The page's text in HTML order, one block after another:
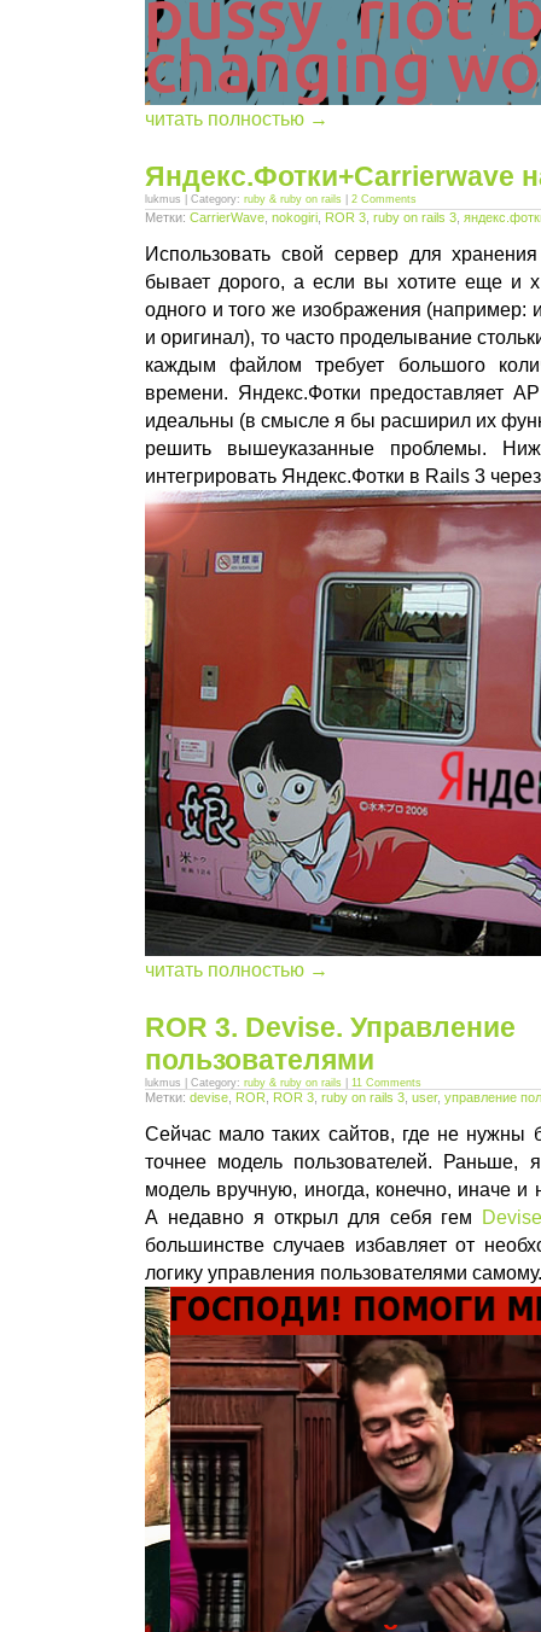
читать полностью →
Яндекс.Фотки+Carrierwave
lukmus | Category: ruby & ruby on rails 2 Comments
Метки: CarrierWave nokogiri ROR 3 ruby on rails 3
Использовать свой сервер для
бывает дорого, а если вы хотите еще и
одного и того же изображения (например:
и оригинал), то часто проделывание
каждым файлом требует большого
времени. Яндекс.Фотки предоставляет
идеальны (в смысле я бы расширил их
решить вышеуказанные проблемы.
интегрировать Яндекс.Фотки в Rails 3
читать полностью →
ROR 3. Devise. Управление
пользователями
lukmus | Category: ruby & ruby on rails 11 Comments
Метки: devise ROR ROR 3 ruby on rails 3 user, управление
Сейчас мало таких сайтов, где не нужны
точнее модель пользователей. Раньше,
модель вручную, иногда, конечно, иначе и
А недавно я открыл для себя гем
большинстве случаев избавляет от
логику управления пользователями самому.